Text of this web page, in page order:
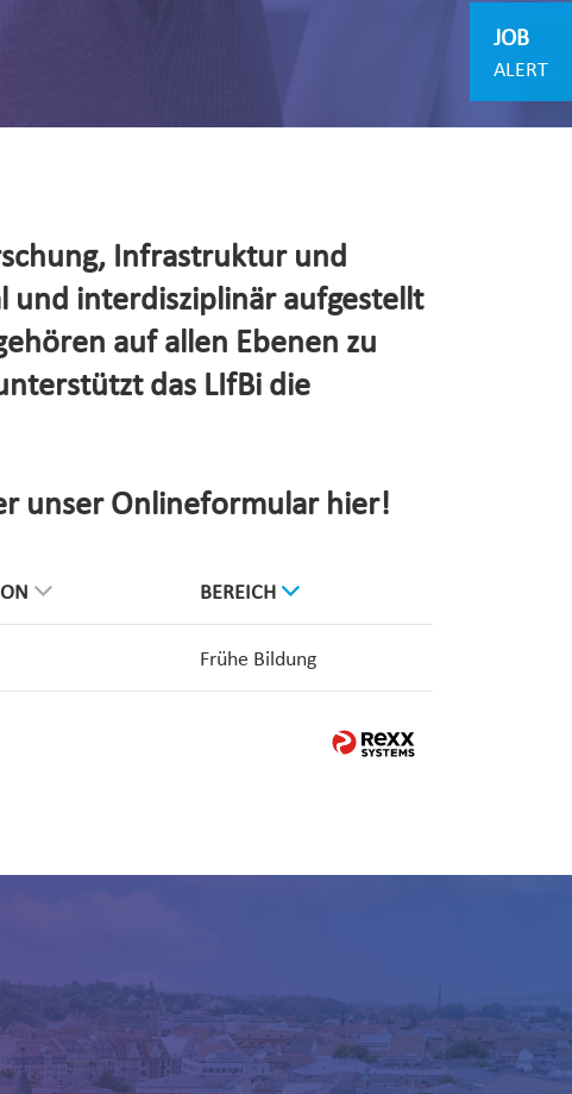
Infrastruktur und
und interdisziplinär aufgestellt
auf allen Ebenen zu
das LIfBi die
unser Onlineformular hier!
BEREICH
Frühe Bildung
JOB
ALERT